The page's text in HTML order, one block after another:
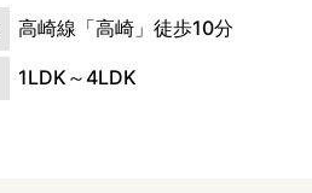
高崎線「高崎」徒歩10分
1LDK～4LDK